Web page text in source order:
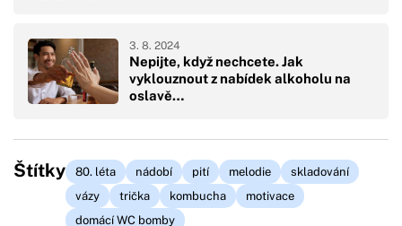
Nepijte, když nechcete. Jak
vyklouznout z nabídek alkoholu na
oslavě…
3. 8. 2024
Štítky 80. léta nádobí pití melodie
skladování
vázy
trička kombucha
motivace
domácí WC bomby